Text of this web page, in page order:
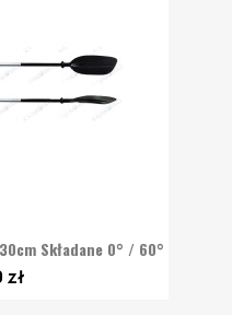
Składane 0° / 60°
zł